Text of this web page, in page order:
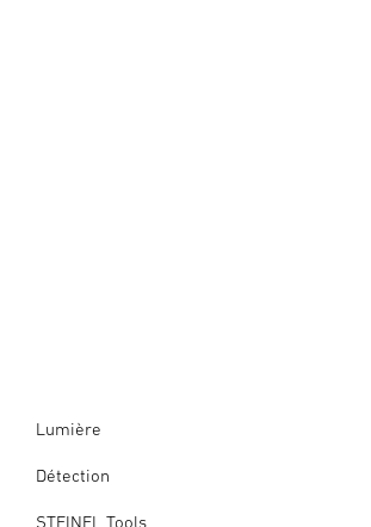
Lumière
Détection
STEINEL Tools